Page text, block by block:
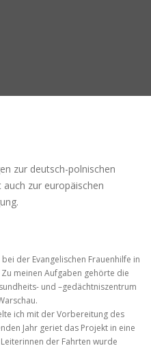
zur deutsch-polnischen
zur europäischen
der Evangelischen Frauenhilfe in
meinen Aufgaben gehörte die
und –gedächtniszentrum
ich mit der Vorbereitung des
Jahr geriet das Projekt in eine
der Fahrten wurde